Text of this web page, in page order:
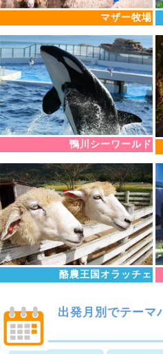
マザー牧場
鴨川シーワールド
酪農王国オラッチェ
出発月別でテーマ